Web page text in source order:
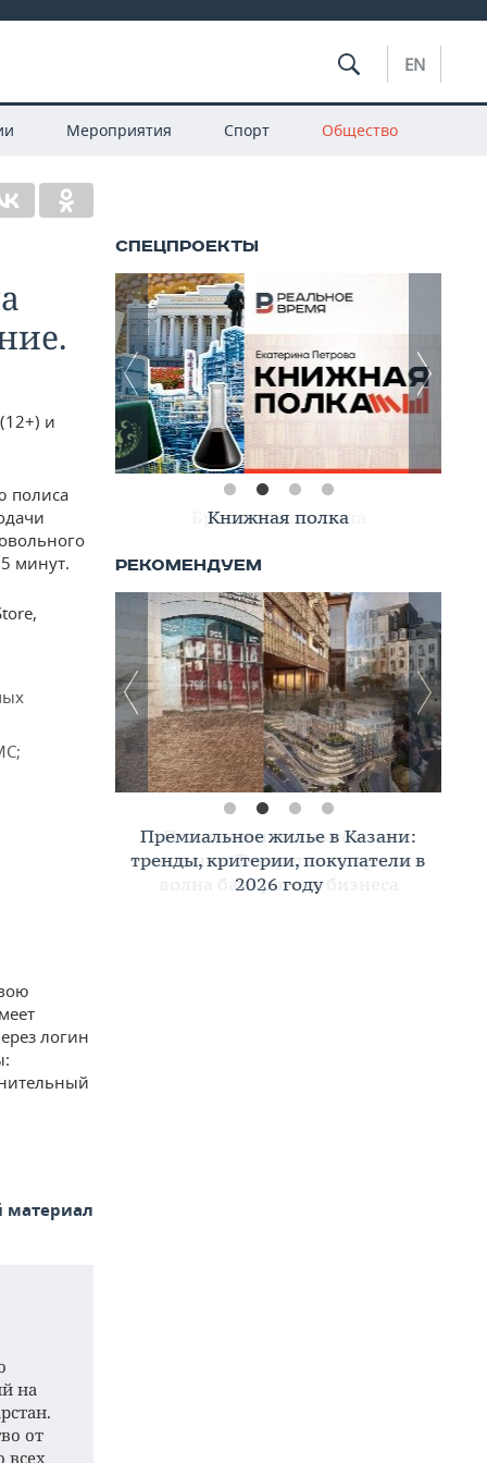
EN
Мероприятия Спорт Общество
(12+) и
полиса
минут.
логин
материал
на
от
всех
Книжная полка
Премиальное жилье в Казани:
тренды, критерии, покупатели в
2026 году